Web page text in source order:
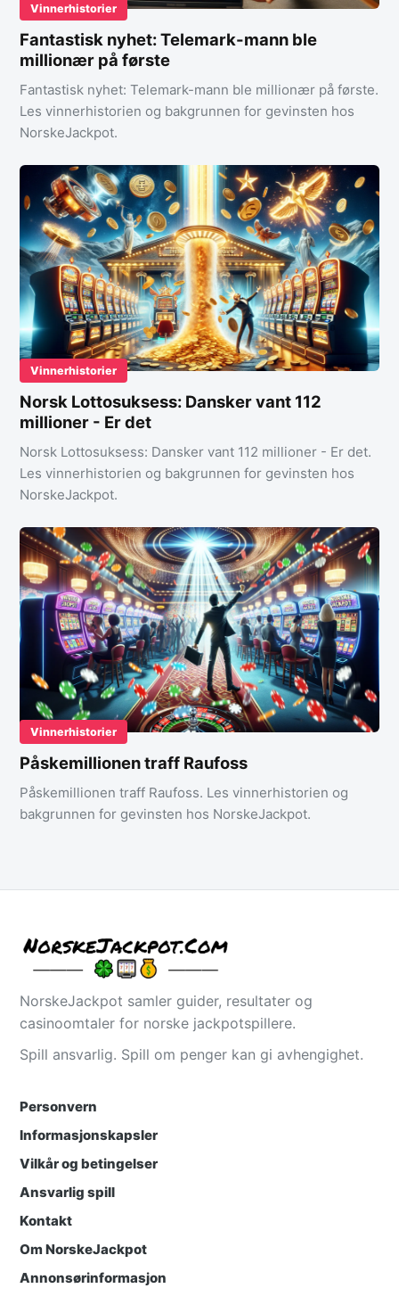
Vinnerhistorier
Fantastisk nyhet: Telemark-mann ble
millionær på første
Fantastisk nyhet: Telemark-mann ble millionær på første.
Les vinnerhistorien og bakgrunnen for gevinsten hos
NorskeJackpot.
Vinnerhistorier
Norsk Lottosuksess: Dansker vant 112
millioner - Er det
Norsk Lottosuksess: Dansker vant 112 millioner - Er det.
Les vinnerhistorien og bakgrunnen for gevinsten hos
NorskeJackpot.
Vinnerhistorier
Påskemillionen traff Raufoss
Påskemillionen traff Raufoss. Les vinnerhistorien og
bakgrunnen for gevinsten hos NorskeJackpot.
NorskeJackpot samler guider, resultater og
casinoomtaler for norske jackpotspillere.
Spill ansvarlig. Spill om penger kan gi avhengighet.
Personvern
Informasjonskapsler
Vilkår og betingelser
Ansvarlig spill
Kontakt
Om NorskeJackpot
Annonsørinformasjon